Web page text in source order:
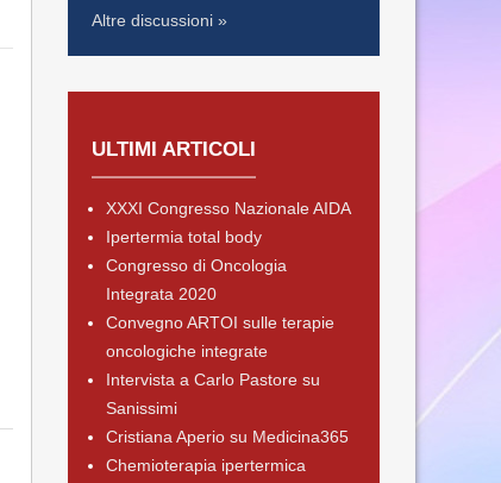
Altre discussioni »
ULTIMI ARTICOLI
XXXI Congresso Nazionale AIDA
Ipertermia total body
Congresso di Oncologia
Integrata 2020
Convegno ARTOI sulle terapie
oncologiche integrate
Intervista a Carlo Pastore su
Sanissimi
Cristiana Aperio su Medicina365
Chemioterapia ipertermica